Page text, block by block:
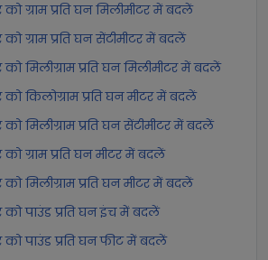
को ग्राम प्रति घन मिलीमीटर में बदलें
को ग्राम प्रति घन सेंटीमीटर में बदलें
को मिलीग्राम प्रति घन मिलीमीटर में बदलें
को किलोग्राम प्रति घन मीटर में बदलें
को मिलीग्राम प्रति घन सेंटीमीटर में बदलें
को ग्राम प्रति घन मीटर में बदलें
को मिलीग्राम प्रति घन मीटर में बदलें
को पाउंड प्रति घन इंच में बदलें
को पाउंड प्रति घन फीट में बदलें